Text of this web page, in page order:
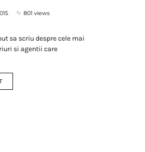
801 views
sa scriu despre cele mai
si agentii care